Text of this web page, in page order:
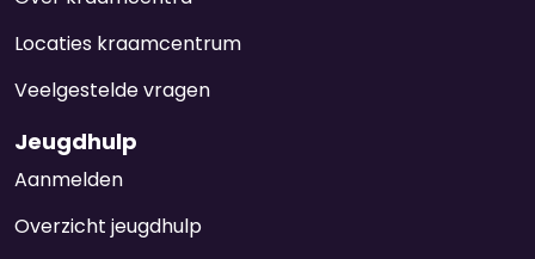
Locaties kraamcentrum
Veelgestelde vragen
Jeugdhulp
Aanmelden
Overzicht jeugdhulp